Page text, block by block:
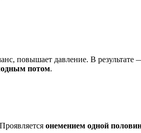
повышает давление. В
потом.
онемением одной